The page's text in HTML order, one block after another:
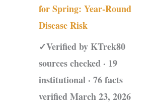
for Spring: Year-Round
Disease Risk
✓Verified by KTrek80
sources checked · 19
institutional · 76 facts
verified March 23, 2026